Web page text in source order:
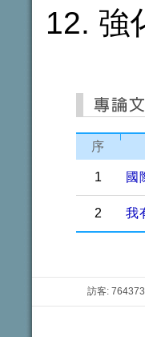
強
序
1 國
2 我
訪客: 764373